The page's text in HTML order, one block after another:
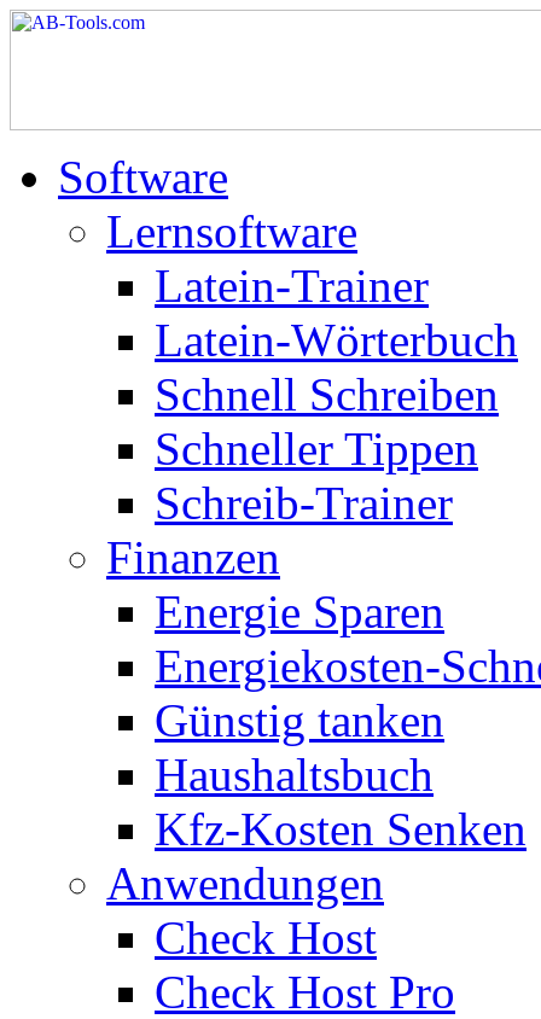
Software
Lernsoftware
Latein-Trainer
Latein-Wörterbuch
Schnell Schreiben
Schneller Tippen
Schreib-Trainer
Finanzen
Energie Sparen
Energiekosten-
Günstig tanken
Haushaltsbuch
Kfz-Kosten Senken
Anwendungen
Check Host
Check Host Pro